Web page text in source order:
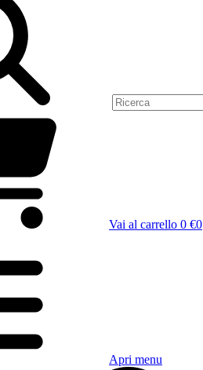
Vai al carrello 0 €0
Apri menu